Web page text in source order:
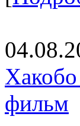
фильм